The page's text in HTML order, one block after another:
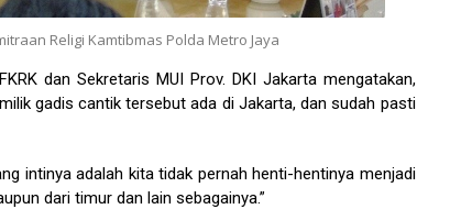
Religi Kamtibmas Polda Metro Jaya
dan Sekretaris MUI Prov. DKI Jakarta mengatakan,
gadis cantik tersebut ada di Jakarta, dan sudah pasti
intinya adalah kita tidak pernah henti-hentinya menjadi
dari timur dan lain sebagainya.”